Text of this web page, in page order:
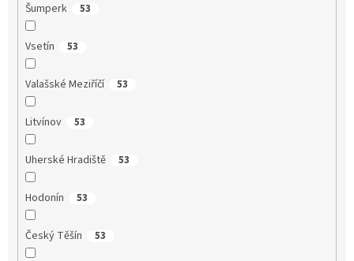
Šumperk 53
Vsetín 53
Valašské Meziříčí 53
Litvínov 53
Uherské Hradiště 53
Hodonín 53
Český Těšín 53